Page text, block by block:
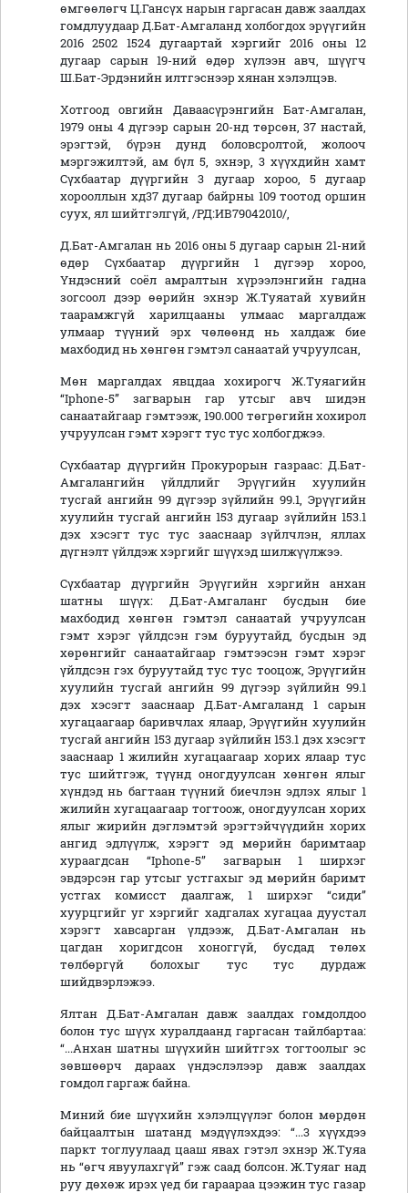
өмгөөлөгч Ц.Гансүх нарын гаргасан давж заалдах
гомдлуудаар Д.Бат-Амгаланд холбогдох эрүүгийн
2016 2502 1524 дугаартай хэргийг 2016 оны 12
дугаар сарын 19-ний өдөр хүлээн авч, шүүгч
Ш.Бат-Эрдэнийн илтгэснээр хянан хэлэлцэв.
Хотгоод овгийн Даваасүрэнгийн Бат-Амгалан,
1979 оны 4 дүгээр сарын 20-нд төрсөн, 37 настай,
эрэгтэй, бүрэн дунд боловсролтой, жолооч
мэргэжилтэй, ам бүл 5, эхнэр, 3 хүүхдийн хамт
Сүхбаатар дүүргийн 3 дугаар хороо, 5 дугаар
хорооллын хд37 дугаар байрны 109 тоотод оршин
суух, ял шийтгэлгүй, /РД:ИВ79042010/,
Д.Бат-Амгалан нь 2016 оны 5 дугаар сарын 21-ний
өдөр Сүхбаатар дүүргийн 1 дүгээр хороо,
Үндэсний соёл амралтын хүрээлэнгийн гадна
зогсоол дээр өөрийн эхнэр Ж.Туяатай хувийн
таарамжгүй харилцааны улмаас маргалдаж
улмаар түүний эрх чөлөөнд нь халдаж бие
махбодид нь хөнгөн гэмтэл санаатай учруулсан,
Мөн маргалдах явцдаа хохирогч Ж.Туяагийн
“Iphone-5” загварын гар утсыг авч шидэн
санаатайгаар гэмтээж, 190.000 төгрөгийн хохирол
учруулсан гэмт хэрэгт тус тус холбогджээ.
Сүхбаатар дүүргийн Прокурорын газраас: Д.Бат-
Амгалангийн үйлдлийг Эрүүгийн хуулийн
тусгай ангийн 99 дүгээр зүйлийн 99.1, Эрүүгийн
хуулийн тусгай ангийн 153 дугаар зүйлийн 153.1
дэх хэсэгт тус тус зааснаар зүйлчлэн, яллах
дүгнэлт үйлдэж хэргийг шүүхэд шилжүүлжээ.
Сүхбаатар дүүргийн Эрүүгийн хэргийн анхан
шатны шүүх: Д.Бат-Амгаланг бусдын бие
махбодид хөнгөн гэмтэл санаатай учруулсан
гэмт хэрэг үйлдсэн гэм буруутайд, бусдын эд
хөрөнгийг санаатайгаар гэмтээсэн гэмт хэрэг
үйлдсэн гэх буруутайд тус тус тооцож, Эрүүгийн
хуулийн тусгай ангийн 99 дүгээр зүйлийн 99.1
дэх хэсэгт зааснаар Д.Бат-Амгаланд 1 сарын
хугацаагаар баривчлах ялаар, Эрүүгийн хуулийн
тусгай ангийн 153 дугаар зүйлийн 153.1 дэх хэсэгт
зааснаар 1 жилийн хугацаагаар хорих ялаар тус
тус шийтгэж, түүнд оногдуулсан хөнгөн ялыг
хүндэд нь багтаан түүний биечлэн эдлэх ялыг 1
жилийн хугацаагаар тогтоож, оногдуулсан хорих
ялыг жирийн дэглэмтэй эрэгтэйчүүдийн хорих
ангид эдлүүлж, хэрэгт эд мөрийн баримтаар
хураагдсан “Iphone-5” загварын 1 ширхэг
эвдэрсэн гар утсыг устгахыг эд мөрийн баримт
устгах комисст даалгаж, 1 ширхэг “сиди”
хуурцгийг уг хэргийг хадгалах хугацаа дуустал
хэрэгт хавсарган үлдээж, Д.Бат-Амгалан нь
цагдан хоригдсон хоноггүй, бусдад төлөх
төлбөргүй болохыг тус тус дурдаж
шийдвэрлэжээ.
Ялтан Д.Бат-Амгалан давж заалдах гомдолдоо
болон тус шүүх хуралдаанд гаргасан тайлбартаа:
“...Анхан шатны шүүхийн шийтгэх тогтоолыг эс
зөвшөөрч дараах үндэслэлээр давж заалдах
гомдол гаргаж байна.
Миний бие шүүхийн хэлэлцүүлэг болон мөрдөн
байцаалтын шатанд мэдүүлэхдээ: “...3 хүүхдээ
паркт тоглуулаад цааш явах гэтэл эхнэр Ж.Туяа
нь “өгч явуулахгүй” гэж саад болсон. Ж.Туяаг над
руу дөхөж ирэх үед би гараараа цээжин тус газар